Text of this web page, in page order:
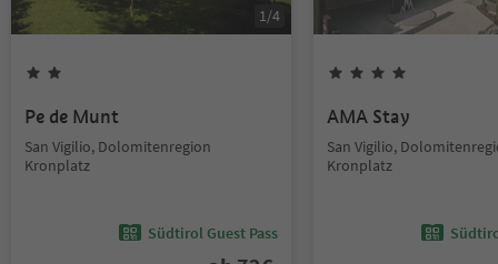
1/4
Pe de Munt
San Vigilio, Dolomitenregion
Kronplatz
Südtirol Guest Pass
AMA Stay
San Vigilio,
Kronplatz